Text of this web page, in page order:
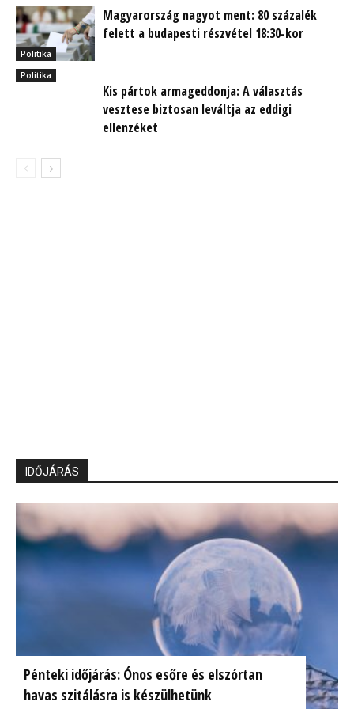
Politika
Magyarország nagyot ment: 80 százalék
felett a budapesti részvétel 18:30-kor
Politika
Kis pártok armageddonja: A választás
vesztese biztosan leváltja az eddigi
ellenzéket
IDŐJÁRÁS
Pénteki időjárás: Ónos esőre és elszórtan
havas szitálásra is készülhetünk